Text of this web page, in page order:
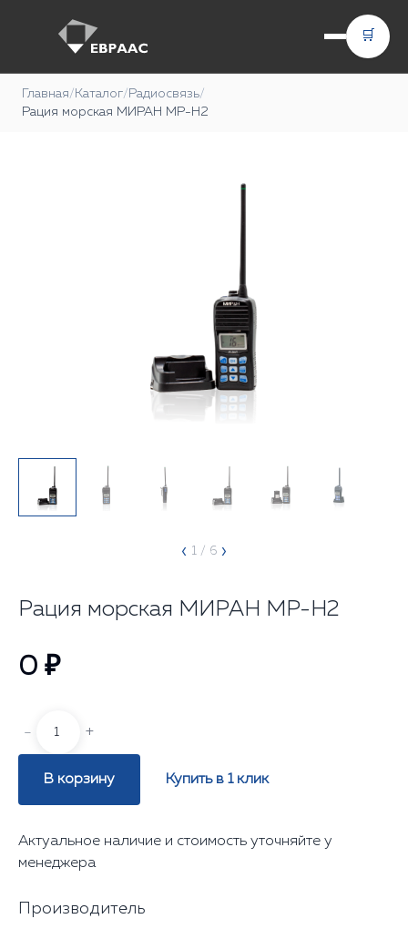
🛒
Главная/ Каталог/ Радиосвязь/
Рация морская МИРАН МР-Н2
‹ 1 / 6 ›
Рация морская МИРАН МР-Н2
0 ₽
- +
В корзину Купить в 1 клик
Актуальное наличие и стоимость уточняйте у
менеджера
Производитель